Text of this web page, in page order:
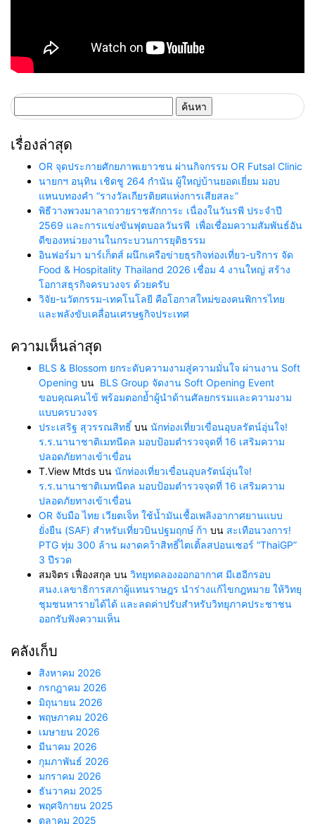
สำหรับ:
เรื่องล่าสุด
OR จุดประกายศักยภาพเยาวชน ผ่านกิจกรรม OR Futsal Clinic
นายกฯ อนุทิน เชิดชู 264 กำนัน ผู้ใหญ่บ้านยอดเยี่ยม มอบ
แหนบทองคำ “รางวัลเกียรติยศแห่งการเสียสละ”
พิธีวางพวงมาลาถวายราชสักการะ เนื่องในวันรพี ประจำปี
2569 และการแข่งขันฟุตบอลวันรพี เพื่อเชื่อมความสัมพันธ์อัน
ดีของหน่วยงานในกระบวนการยุติธรรม
อินฟอร์มา มาร์เก็ตส์ ผนึกเครือข่ายธุรกิจท่องเที่ยว-บริการ จัด
Food & Hospitality Thailand 2026 เชื่อม 4 งานใหญ่ สร้าง
โอกาสธุรกิจครบวงจร ด้วยครับ
วิจัย-นวัตกรรม-เทคโนโลยี คือโอกาสใหม่ของคนพิการไทย
และพลังขับเคลื่อนเศรษฐกิจประเทศ
ความเห็นล่าสุด
BLS & Blossom ยกระดับความงามสู่ความมั่นใจ ผ่านงาน Soft
Opening บน BLS Group จัดงาน Soft Opening Event
ขอบคุณคนไข้ พร้อมตอกย้ำผู้นำด้านศัลยกรรมและความงาม
แบบครบวงจร
ประเสริฐ สุวรรณสิทธิ์ บน นักท่องเที่ยวเขื่อนอุบลรัตน์อุ่นใจ!
ร.ร.นานาชาติเมทนีดล มอบป้อมตำรวจจุดที่ 16 เสริมความ
ปลอดภัยทางเข้าเขื่อน
T.View Mtds บน นักท่องเที่ยวเขื่อนอุบลรัตน์อุ่นใจ!
ร.ร.นานาชาติเมทนีดล มอบป้อมตำรวจจุดที่ 16 เสริมความ
ปลอดภัยทางเข้าเขื่อน
OR จับมือ ไทย เวียตเจ็ท ใช้น้ำมันเชื้อเพลิงอากาศยานแบบ
ยั่งยืน (SAF) สำหรับเที่ยวบินปฐมฤกษ์ ก้า บน สะเทือนวงการ!
PTG ทุ่ม 300 ล้าน ผงาดคว้าสิทธิ์ไตเติ้ลสปอนเซอร์ “ThaiGP”
3 ปีรวด
สมจิตร เฟื่องสกุล บน วิทยุทดลองออกอากาศ มีเฮอีกรอบ
สนง.เลขาธิการสภาผู้แทนราษฎร นำร่างแก้ไขกฎหมาย ให้วิทยุ
ชุมชนหารายได้ได้ และลดค่าปรับสำหรับวิทยุภาคประชาชน
ออกรับฟังความเห็น
คลังเก็บ
สิงหาคม 2026
กรกฎาคม 2026
มิถุนายน 2026
พฤษภาคม 2026
เมษายน 2026
มีนาคม 2026
กุมภาพันธ์ 2026
มกราคม 2026
ธันวาคม 2025
พฤศจิกายน 2025
ตุลาคม 2025